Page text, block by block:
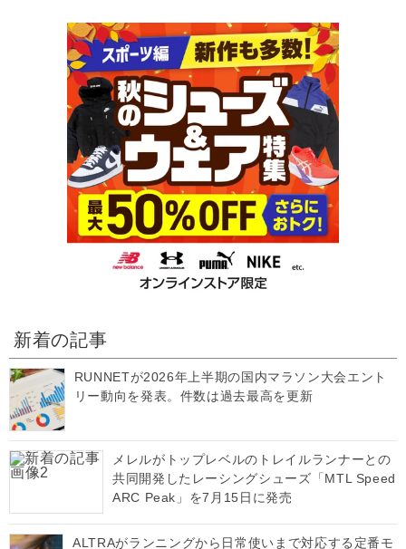
新着の記事
RUNNETが2026年上半期の国内マラソン大会エント
リー動向を発表。件数は過去最高を更新
メレルがトップレベルのトレイルランナーとの
共同開発したレーシングシューズ「MTL Speed
ARC Peak」を7月15日に発売
ALTRAがランニングから日常使いまで対応する定番モ